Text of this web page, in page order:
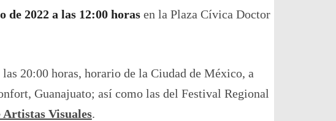
de 2022 a las 12:00 horasen la Plaza Cívica Doctor
20:00 horas, horario de la Ciudad de México, a
Guanajuato; así como las del Festival Regional
Visuales.